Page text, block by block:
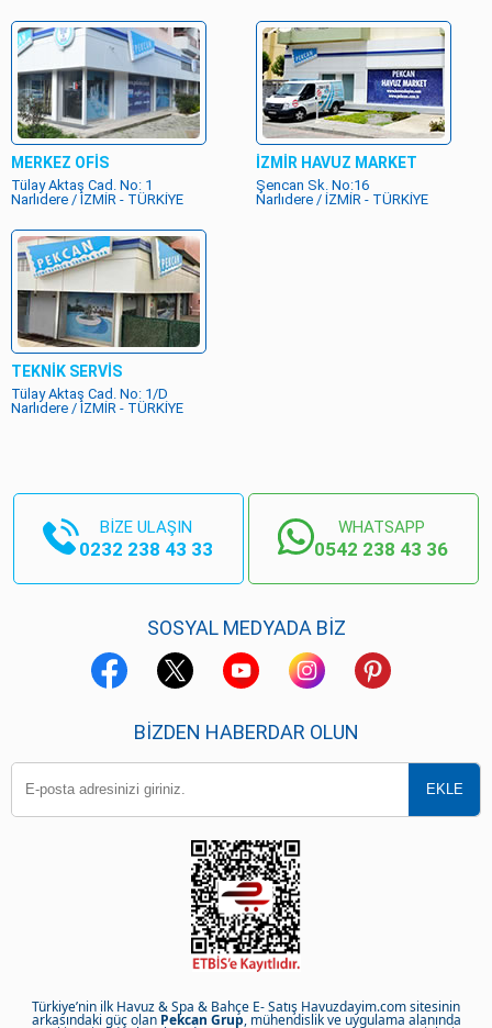
MERKEZ OFİS
Tülay Aktaş Cad. No: 1
Narlıdere / İZMİR - TÜRKİYE
İZMİR HAVUZ MARKET
Şencan Sk. No:16
Narlıdere / İZMİR - TÜRKİYE
TEKNİK SERVİS
Tülay Aktaş Cad. No: 1/D
Narlıdere / İZMİR - TÜRKİYE
BİZE ULAŞIN
0232 238 43 33
WHATSAPP
0542 238 43 36
SOSYAL MEDYADA BİZ
BIZDEN HABERDAR OLUN
Türkiye’nin ilk Havuz & Spa & Bahçe E- Satış Havuzdayim.com sitesinin
arkasındaki güç olan Pekcan Grup, mühendislik ve uygulama alanında